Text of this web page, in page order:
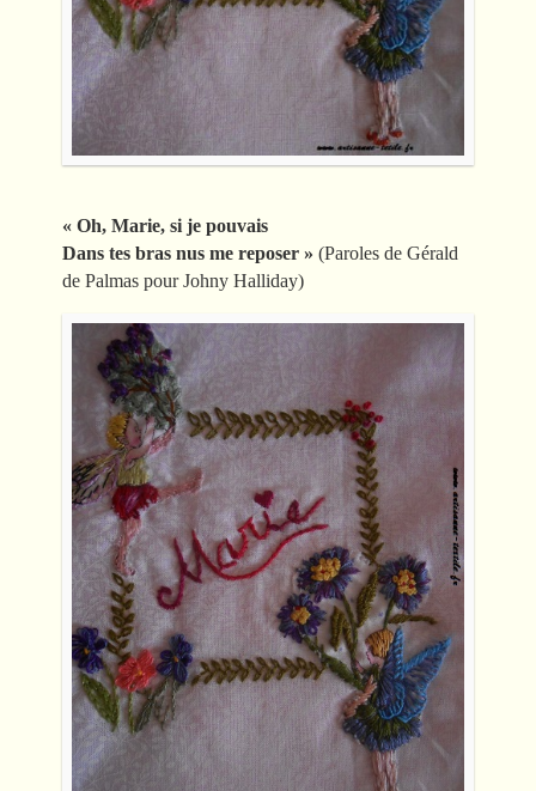
« Oh, Marie, si je pouvais
Dans tes bras nus me reposer » (Paroles de Gérald
de Palmas pour Johny Halliday)